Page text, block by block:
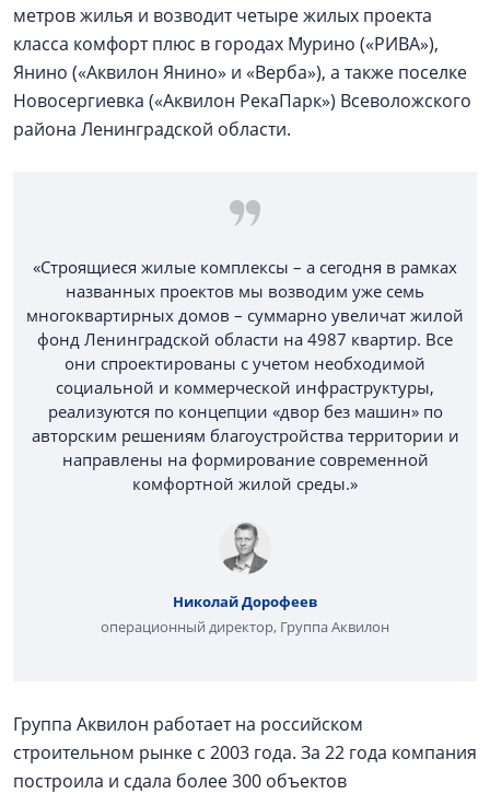
метров жилья и возводит четыре жилых проекта
класса комфорт плюс в городах Мурино («РИВА»),
Янино («Аквилон Янино» и «Верба»), а также поселке
Новосергиевка («Аквилон РекаПарк») Всеволожского
района Ленинградской области.
«Строящиеся жилые комплексы – а сегодня в рамках
названных проектов мы возводим уже семь
многоквартирных домов – суммарно увеличат жилой
фонд Ленинградской области на 4987 квартир. Все
они спроектированы с учетом необходимой
социальной и коммерческой инфраструктуры,
реализуются по концепции «двор без машин» по
авторским решениям благоустройства территории и
направлены на формирование современной
комфортной жилой среды.»
Николай Дорофеев
операционный директор, Группа Аквилон
Группа Аквилон работает на российском
строительном рынке с 2003 года. За 22 года компания
построила и сдала более 300 объектов